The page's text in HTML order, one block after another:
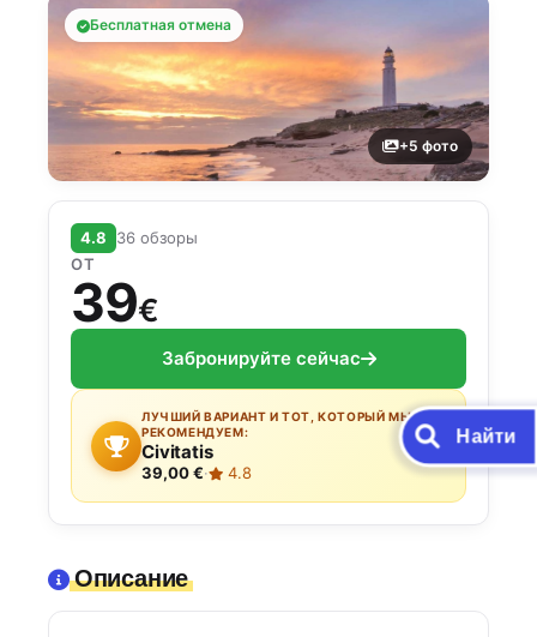
Бесплатная отмена
+5 фото
4.8
36 обзоры
ОТ
39€
Забронируйте сейчас
ЛУЧШИЙ ВАРИАНТ И ТОТ, КОТОРЫЙ МЫ
РЕКОМЕНДУЕМ:
Civitatis
39,00 €· 4.8
Описание
Найти